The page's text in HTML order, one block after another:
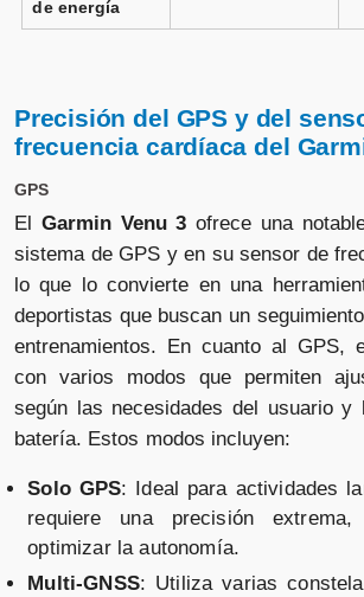
Vendido por
silicona blanco
Vendido por
📦 72h · 🚚 Gratis >49€ · 🔄 30 días
de energía
Precisión del GPS y del
frecuencia cardíaca del
GPS
El Garmin Venu 3 ofrece una
sistema de GPS y en su sensor de
lo que lo convierte en una
deportistas que buscan un
entrenamientos. En cuanto al GPS,
con varios modos que permiten
según las necesidades del usuario y
batería. Estos modos incluyen:
Solo GPS: Ideal para actividades
requiere una precisión
optimizar la autonomía.
Multi-GNSS: Utiliza varias